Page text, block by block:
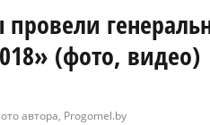
(фото, видео)
автора, Progomel.by